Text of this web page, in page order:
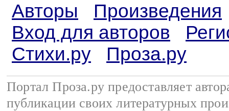
Авторы
Произведения
Вход для авторов
Стихи.ру
Проза.ру
Портал Проза.ру предоставляет
публикации своих литературных